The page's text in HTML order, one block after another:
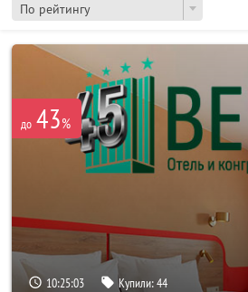
По рейтингу
до 43%
10:25:03 Купили:44